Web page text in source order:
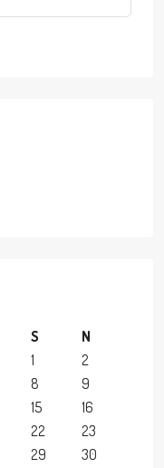
S
N
1
2
8
9
15
16
22
23
29
30